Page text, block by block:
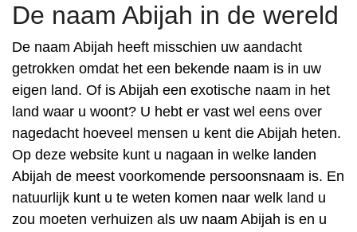
De naam Abijah in de wereld
De naam Abijah heeft misschien uw aandacht
getrokken omdat het een bekende naam is in uw
eigen land. Of is Abijah een exotische naam in het
land waar u woont? U hebt er vast wel eens over
nagedacht hoeveel mensen u kent die Abijah heten.
Op deze website kunt u nagaan in welke landen
Abijah de meest voorkomende persoonsnaam is. En
natuurlijk kunt u te weten komen naar welk land u
zou moeten verhuizen als uw naam Abijah is en u